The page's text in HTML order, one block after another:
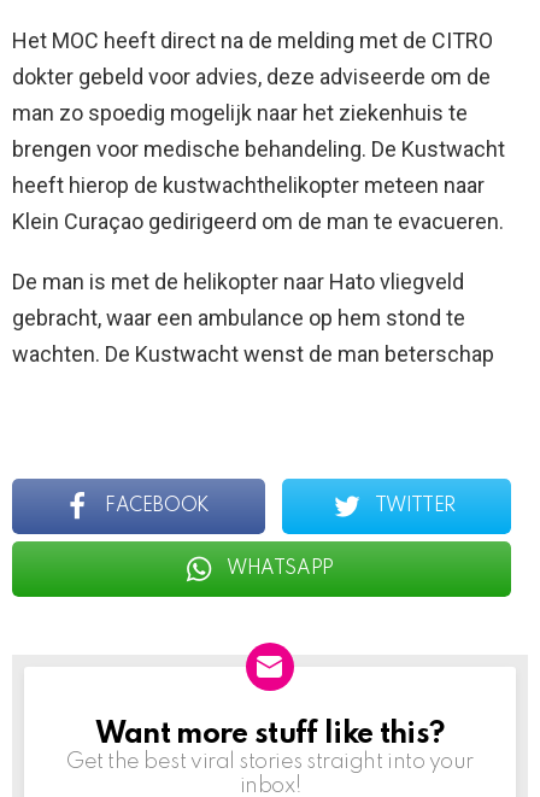
Het MOC heeft direct na de melding met de CITRO
dokter gebeld voor advies, deze adviseerde om de
man zo spoedig mogelijk naar het ziekenhuis te
brengen voor medische behandeling. De Kustwacht
heeft hierop de kustwachthelikopter meteen naar
Klein Curaçao gedirigeerd om de man te evacueren.
De man is met de helikopter naar Hato vliegveld
gebracht, waar een ambulance op hem stond te
wachten. De Kustwacht wenst de man beterschap
FACEBOOK TWITTER
WHATSAPP
NEWSLETTER
Want more stuff like this?
Get the best viral stories straight into your
inbox!